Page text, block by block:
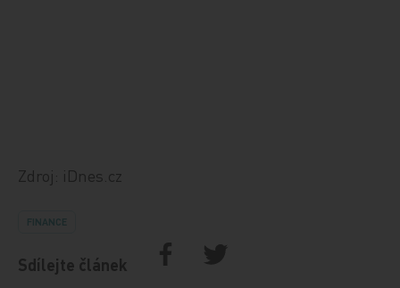
Zdroj: iDnes.cz
FINANCE
Sdílejte článek